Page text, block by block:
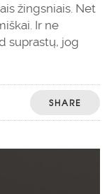
žingsniais. Net
Ir ne
suprastų, jog
SHARE